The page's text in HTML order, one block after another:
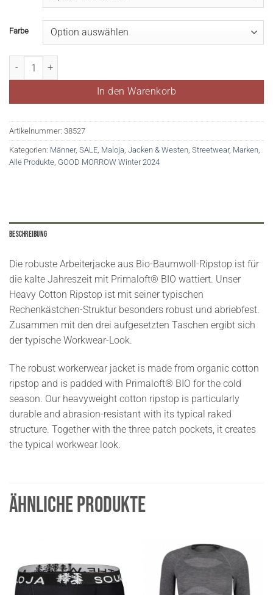
Farbe
AugsteinM. Menge
In den Warenkorb
Artikelnummer: 38527
Kategorien: Männer, SALE, Maloja, Jacken & Westen, Streetwear, Marken,
Alle Produkte, GOOD MORROW Winter 2024
Beschreibung
Die robuste Arbeiterjacke aus Bio-Baumwoll-Ripstop ist für
die kalte Jahreszeit mit Primaloft® BIO wattiert. Unser
Heavy Cotton Ripstop ist mit seiner typischen
Rechenkästchen-Struktur besonders robust und abriebfest.
Zusammen mit den drei aufgesetzten Taschen ergibt sich
der typische Workwear-Look.
The robust workerwear jacket is made from organic cotton
ripstop and is padded with Primaloft® BIO for the cold
season. Our heavyweight cotton ripstop is particularly
durable and abrasion-resistant with its typical raked
structure. Together with the three patch pockets, it creates
the typical workwear look.
ÄHNLICHE PRODUKTE